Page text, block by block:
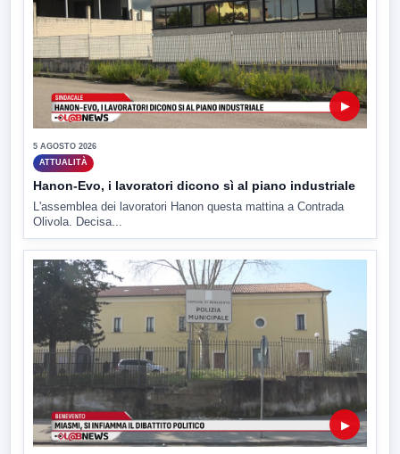
▶
5 AGOSTO 2026
ATTUALITÀ
Hanon-Evo, i lavoratori dicono sì al piano industriale
L'assemblea dei lavoratori Hanon questa mattina a Contrada
Olivola. Decisa...
▶